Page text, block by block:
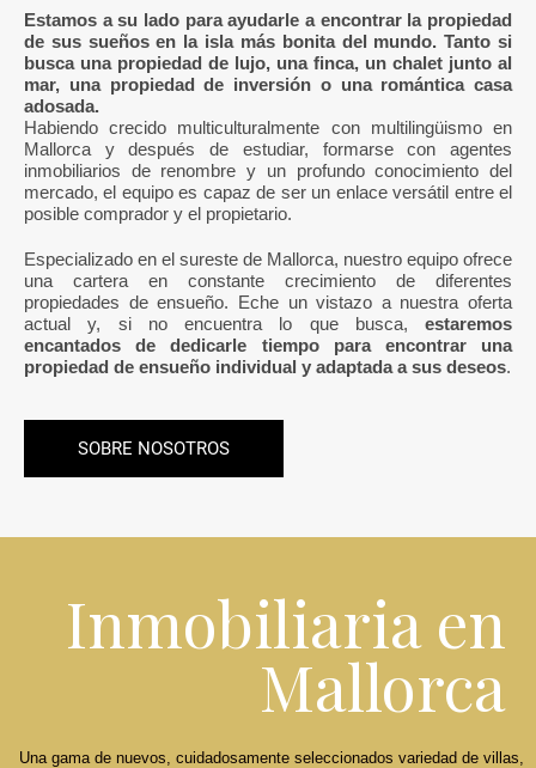
Estamos a su lado para ayudarle a encontrar la propiedad
de sus sueños en la isla más bonita del mundo. Tanto si
busca una propiedad de lujo, una finca, un chalet junto al
mar, una propiedad de inversión o una romántica casa
adosada.
Habiendo crecido multiculturalmente con multilingüismo en
Mallorca y después de estudiar, formarse con agentes
inmobiliarios de renombre y un profundo conocimiento del
mercado, el equipo es capaz de ser un enlace versátil entre el
posible comprador y el propietario.
Especializado en el sureste de Mallorca, nuestro equipo ofrece
una cartera en constante crecimiento de diferentes
propiedades de ensueño. Eche un vistazo a nuestra oferta
actual y, si no encuentra lo que busca, estaremos
encantados de dedicarle tiempo para encontrar una
propiedad de ensueño individual y adaptada a sus deseos.
SOBRE NOSOTROS
Inmobiliaria en
Mallorca
Una gama de nuevos, cuidadosamente seleccionados variedad de villas,